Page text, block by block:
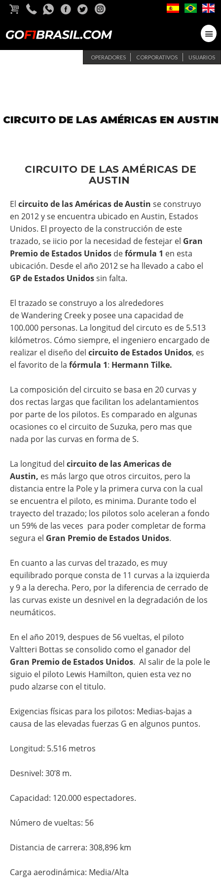
OPERADORES CORPORATIVOS USUARIOS
CIRCUITO DE LAS AMÉRICAS EN AUSTIN
CIRCUITO DE LAS AMÉRICAS DE
AUSTIN
El circuito de las Américas de Austin se construyo
en 2012 y se encuentra ubicado en Austin, Estados
Unidos. El proyecto de la construcción de este
trazado, se iicio por la necesidad de festejar el Gran
Premio de Estados Unidos defórmula 1 en esta
ubicación. Desde el año 2012 se ha llevado a cabo el
GP de Estados Unidossin falta.
El trazado se construyo a los alrededores
de Wandering Creek y posee una capacidad de
100.000 personas. La longitud del circuto es de 5.513
kilómetros. Cómo siempre, el ingeniero encargado de
realizar el diseño del circuito de Estados Unidos, es
el favorito de la fórmula 1: Hermann Tilke.
La composición del circuito se basa en 20 curvas y
dos rectas largas que facilitan los adelantamientos
por parte de los pilotos. Es comparado en algunas
ocasiones co el circuito de Suzuka, pero mas que
nada por las curvas en forma de S.
La longitud del circuito de las Americas de
Austin, es más largo que otros circuitos, pero la
distancia entre la Pole y la primera curva con la cual
se encuentra el piloto, es minima. Durante todo el
trayecto del trazado; los pilotos solo aceleran a fondo
un 59% de las veces para poder completar de forma
segura el Gran Premio de Estados Unidos.
En cuanto a las curvas del trazado, es muy
equilibrado porque consta de 11 curvas a la izquierda
y 9 a la derecha. Pero, por la diferencia de cerrado de
las curvas existe un desnivel en la degradación de los
neumáticos.
En el año 2019, despues de 56 vueltas, el piloto
Valtteri Bottas se consolido como el ganador del
Gran Premio de Estados Unidos. Al salir de la pole le
siguio el piloto Lewis Hamilton, quien esta vez no
pudo alzarse con el titulo.
Exigencias físicas para los pilotos: Medias-bajas a
causa de las elevadas fuerzas G en algunos puntos.
Longitud: 5.516 metros
Desnivel: 30’8 m.
Capacidad: 120.000 espectadores.
Número de vueltas: 56
Distancia de carrera: 308,896 km
Carga aerodinámica: Media/Alta